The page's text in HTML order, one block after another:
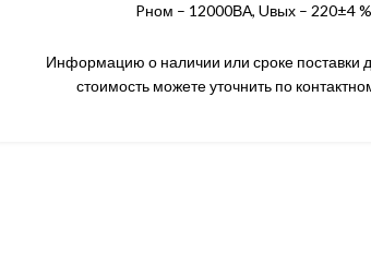
Pном – 12000ВА, Uвых – 220±4
Информацию о наличии или сроке поставки
стоимость можете уточнить по